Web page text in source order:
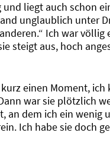
liegt auch schon
unglaublich unter
Ich war
steigt aus, hoch
einen Moment,
war sie plötzlich
an dem ich ein wenig
Ich habe sie doch